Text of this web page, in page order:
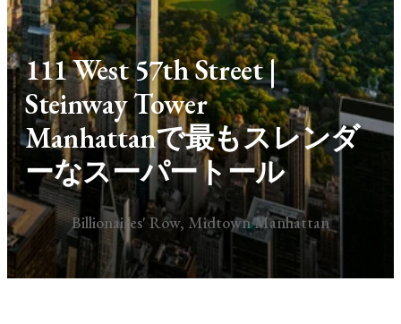
111 West 57th Street |
Steinway Tower
Manhattanで最もスレンダ
ーなスーパートール
Billionaires' Row, Midtown Manhattan